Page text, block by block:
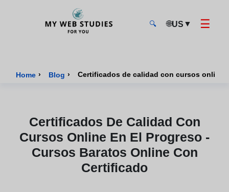
🔍 🌐US ▼ ☰
Home › Blog ›
Certificados De Calidad Con
Cursos Online En El Progreso -
Cursos Baratos Online Con
Certificado